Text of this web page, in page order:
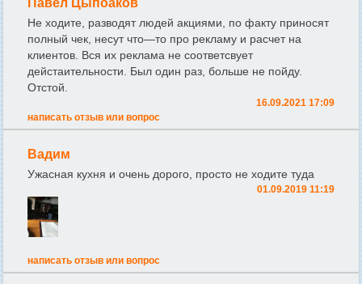
Павел Цыпоаков
Не ходите, разводят людей акциями, по факту приносят
полный чек, несут что—то про рекламу и расчет на
клиентов. Вся их реклама не соответсвует
дейстаительности. Был один раз, больше не пойду.
Отстой.
16.09.2021 17:09
написать отзыв или вопрос
Вадим
Ужасная кухня и очень дорого, просто не ходите туда
01.09.2019 11:19
написать отзыв или вопрос